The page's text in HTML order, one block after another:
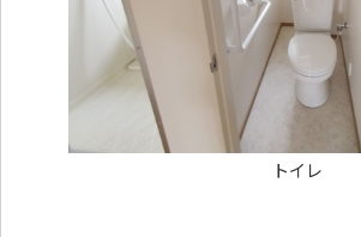
トイレ